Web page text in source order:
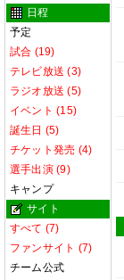
日程
予定
試合 (19)
テレビ放送 (3)
ラジオ放送 (5)
イベント (15)
誕生日 (5)
チケット発売 (4)
選手出演 (9)
キャンプ
サイト
すべて (7)
ファンサイト (7)
チーム公式